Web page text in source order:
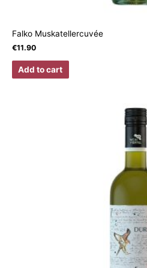
Falko Muskatellercuvée
€11.90
Add to cart